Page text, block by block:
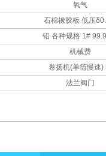
氧气
石棉橡胶板 低压
铅 各种规格 1#
机械费
卷扬机(单筒慢速)
法兰阀门